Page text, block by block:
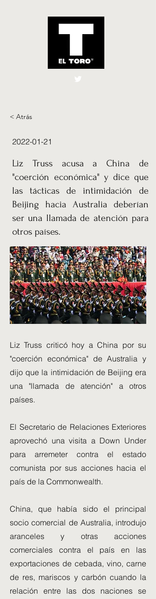
El Toro España
< Atrás
2022-01-21
Liz Truss acusa a China de
"coerción económica" y dice que
las tácticas de intimidación de
Beijing hacia Australia deberían
ser una llamada de atención para
otros países.
Liz Truss criticó hoy a China por su
"coerción económica" de Australia y
dijo que la intimidación de Beijing era
una "llamada de atención" a otros
países.
El Secretario de Relaciones Exteriores
aprovechó una visita a Down Under
para arremeter contra el estado
comunista por sus acciones hacia el
país de la Commonwealth.
China, que había sido el principal
socio comercial de Australia, introdujo
aranceles y otras acciones
comerciales contra el país en las
exportaciones de cebada, vino, carne
de res, mariscos y carbón cuando la
relación entre las dos naciones se